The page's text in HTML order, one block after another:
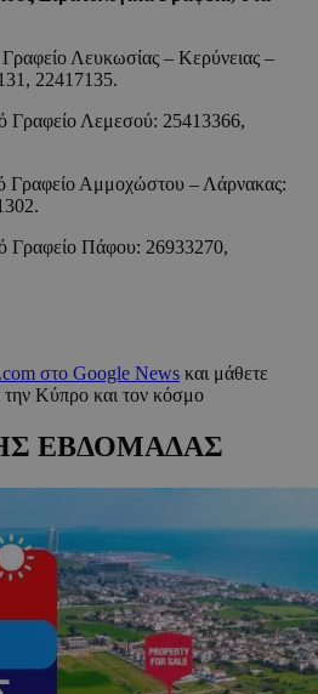
Λευκωσίας – Κερύνειας –
22417135.
Λεμεσού: 25413366,
Αμμοχώστου – Λάρνακας:
Πάφου: 26933270,
στο Google News και μάθετε
την Κύπρο και τον κόσμο
ΕΒΔΟΜΑΔΑΣ